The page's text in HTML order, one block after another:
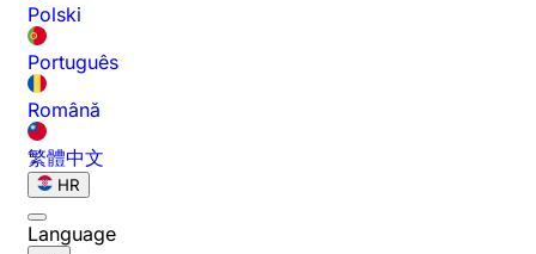
Polski
Português
Română
繁體中文
HR
Language